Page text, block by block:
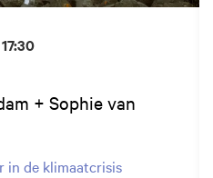
+ Sophie van
in de klimaatcrisis